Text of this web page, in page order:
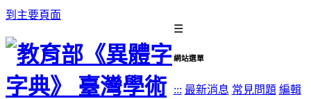
到主要頁面
☰
網站選單
::: 最新消息 常見問題 編輯